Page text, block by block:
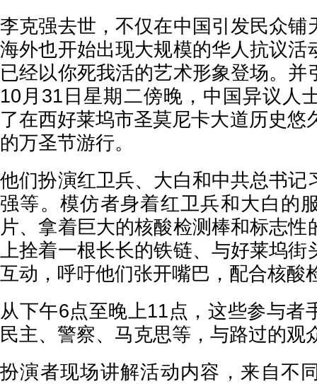
李克强去世，不仅在中国引发民众铺
海外也开始出现大规模的华人抗议活
已经以你死我活的艺术形象登场。并
10月31日星期二傍晚，中国异议人
了在西好莱坞市圣莫尼卡大道历史悠
的万圣节游行。
他们扮演红卫兵、大白和中共总书记
强等。模仿者身着红卫兵和大白的
片、拿着巨大的核酸检测棒和标志性
上拴着一根长长的铁链、与好莱坞街
互动，呼吁他们张开嘴巴，配合核酸
从下午6点至晚上11点，这些参与者
民主、警察、马克思等，与路过的观
扮演者现场讲解活动内容，来自不